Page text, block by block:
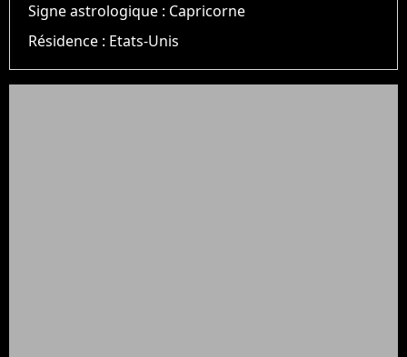
Signe astrologique : Capricorne
Résidence : Etats-Unis